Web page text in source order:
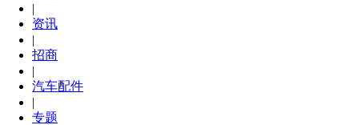
|
资讯
|
招商
|
汽车配件
|
专题